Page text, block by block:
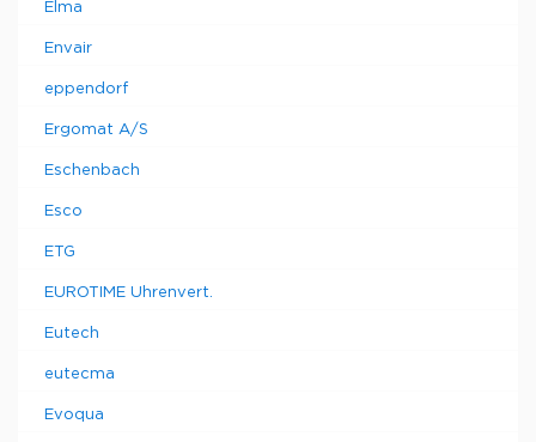
Elma
Envair
eppendorf
Ergomat A/S
Eschenbach
Esco
ETG
EUROTIME Uhrenvert.
Eutech
eutecma
Evoqua